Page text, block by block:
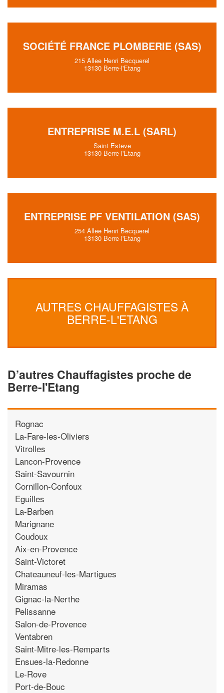
SOCIÉTÉ FRANCE PLOMBERIE (SAS)
215 Allee Henri Becquerel
13130 Berre-l'Etang
ENTREPRISE M.E.L (SARL)
Saint Esteve
13130 Berre-l'Etang
ENTREPRISE PF VENTILATION (SAS)
254 Allee Henri Becquerel
13130 Berre-l'Etang
AUTRES CHAUFFAGISTES À
BERRE-L'ETANG
D’autres Chauffagistes proche de
Berre-l'Etang
Rognac
La-Fare-les-Oliviers
Vitrolles
Lancon-Provence
Saint-Savournin
Cornillon-Confoux
Eguilles
La-Barben
Marignane
Coudoux
Aix-en-Provence
Saint-Victoret
Chateauneuf-les-Martigues
Miramas
Gignac-la-Nerthe
Pelissanne
Salon-de-Provence
Ventabren
Saint-Mitre-les-Remparts
Ensues-la-Redonne
Le-Rove
Port-de-Bouc